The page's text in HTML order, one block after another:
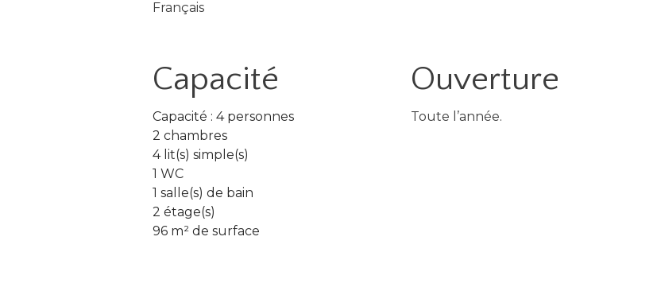
Français
Capacité
Capacité : 4 personnes
2 chambres
4 lit(s) simple(s)
1 WC
1 salle(s) de bain
2 étage(s)
96 m² de surface
Ouverture
Toute l’année.